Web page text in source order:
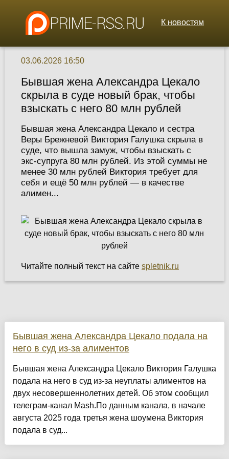
К новостям
03.06.2026 16:50
Бывшая жена Александра Цекало
скрыла в суде новый брак, чтобы
взыскать с него 80 млн рублей
Бывшая жена Александра Цекало и сестра
Веры Брежневой Виктория Галушка скрыла в
суде, что вышла замуж, чтобы взыскать с
экс-супруга 80 млн рублей. Из этой суммы не
менее 30 млн рублей Виктория требует для
себя и ещё 50 млн рублей — в качестве
алимен...
Читайте полный текст на сайте spletnik.ru
Бывшая жена Александра Цекало подала на
него в суд из-за алиментов
Бывшая жена Александра Цекало Виктория Галушка
подала на него в суд из-за неуплаты алиментов на
двух несовершеннолетних детей. Об этом сообщил
телеграм-канал Mash.По данным канала, в начале
августа 2025 года третья жена шоумена Виктория
подала в суд...